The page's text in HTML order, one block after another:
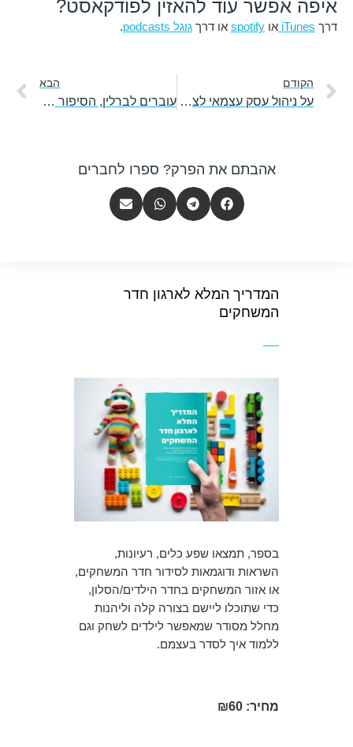
איפה אפשר עוד להאזין לפודקאסט?
דרך iTunes או spotify או דרך גוגל podcasts .
הקודם
על ניהול עסק עצמאי לצד אבהות נוכחת והתפתחות עצמית – עם רועי צ'סנר
הבא
עוברים לברלין, הסיפור של עופרי פז
אהבתם את הפרק? ספרו לחברים
המדריך המלא לארגון חדר
המשחקים
בספר, תמצאו שפע כלים, רעיונות,
השראות ודוגמאות לסידור חדר המשחקים,
או אזור המשחקים בחדר הילדים/הסלון,
כדי שתוכלו ליישם בצורה קלה וליהנות
מחלל מסודר שמאפשר לילדים לשחק וגם
ללמוד איך לסדר בעצמם.
מחיר: ₪60